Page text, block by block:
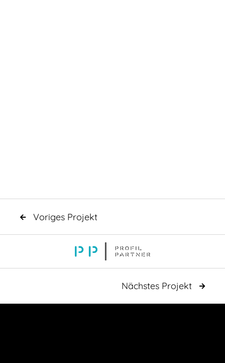
 Voriges Projekt
Nächstes Projekt 